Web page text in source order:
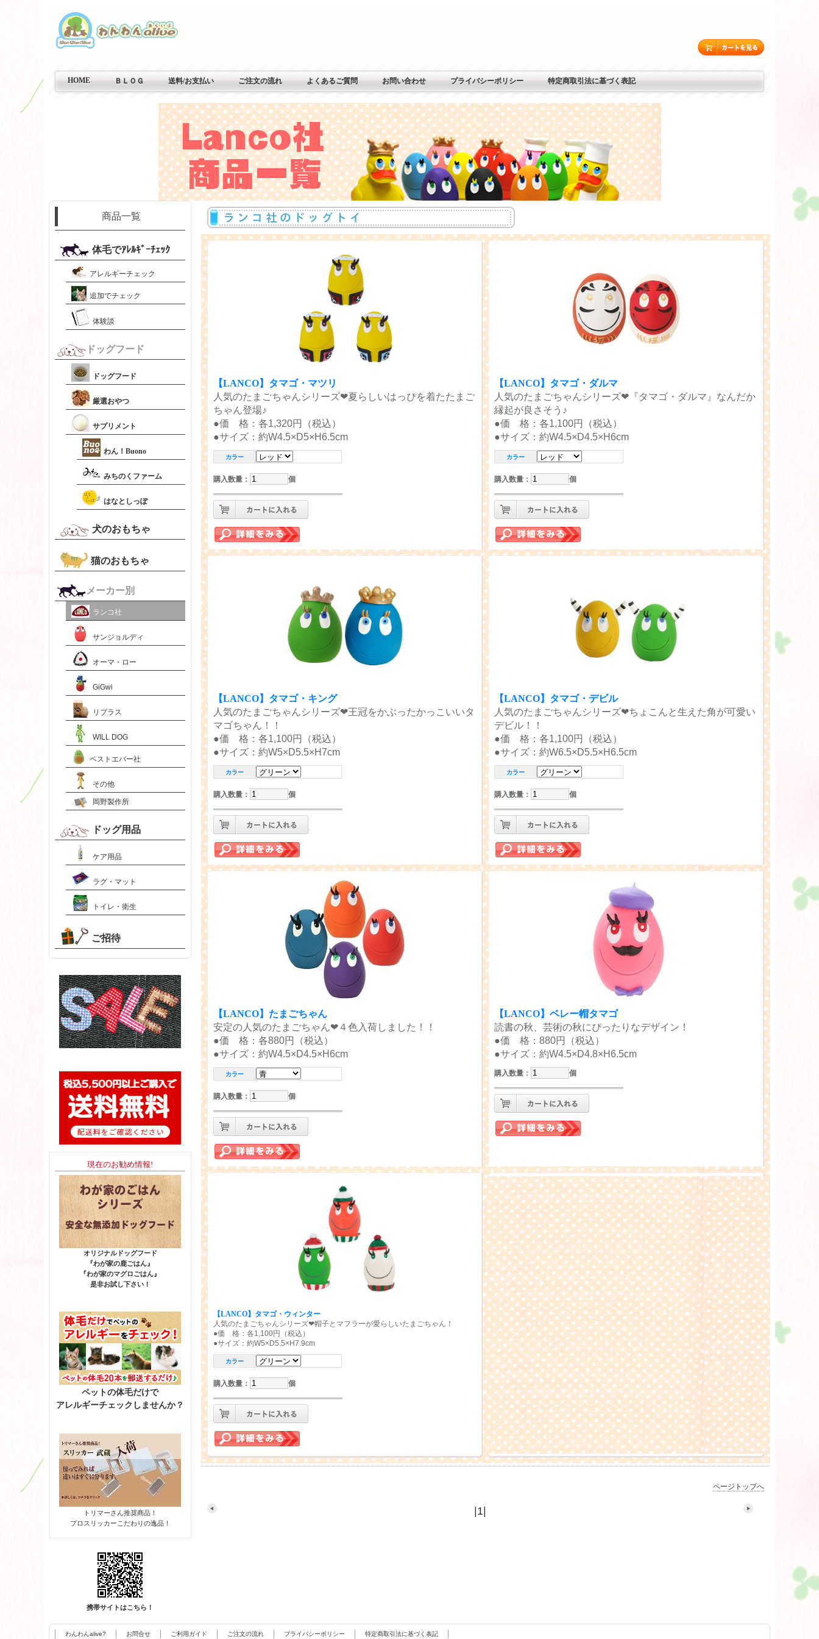
HOME ＢＬＯＧ 送料/お支払い ご注文の流れ よくあるご質問 お問い合わせ プライバシーポリシー 特定商取引法に基づく表記
【LANCO】タマゴ・マツリ
人気のたまごちゃんシリーズ❤夏らしいはっぴを着たたまご
ちゃん登場♪
●価 格：各1,320円（税込）
●サイズ：約W4.5×D5×H6.5cm
カラー
購入数量 ： 個
【LANCO】タマゴ・ダルマ
人気のたまごちゃんシリーズ❤『タマゴ・ダルマ』なんだか
縁起が良さそう♪
●価 格：各1,100円（税込）
●サイズ：約W4.5×D4.5×H6cm
カラー
購入数量 ： 個
【LANCO】タマゴ・キング
人気のたまごちゃんシリーズ❤王冠をかぶったかっこいいタ
マゴちゃん！！
●価 格：各1,100円（税込）
●サイズ：約W5×D5.5×H7cm
カラー
購入数量 ： 個
【LANCO】タマゴ・デビル
人気のたまごちゃんシリーズ❤ちょこんと生えた角が可愛い
デビル！！
●価 格：各1,100円（税込）
●サイズ：約W6.5×D5.5×H6.5cm
カラー
購入数量 ： 個
【LANCO】たまごちゃん
安定の人気のたまごちゃん❤４色入荷しました！！
●価 格：各880円（税込）
●サイズ：約W4.5×D4.5×H6cm
カラー
購入数量 ： 個
【LANCO】ベレー帽タマゴ
読書の秋、芸術の秋にぴったりなデザイン！
●価 格：880円（税込）
●サイズ：約W4.5×D4.8×H6.5cm
購入数量 ： 個
【LANCO】タマゴ・ウィンター
人気のたまごちゃんシリーズ❤帽子とマフラーが愛らしいたまごちゃん！
●価 格：各1,100円（税込）
●サイズ：約W5×D5.5×H7.9cm
カラー
購入数量 ： 個
ページトップへ
1|
商品一覧
体毛でｱﾚﾙｷﾞｰﾁｪｯｸ
アレルギーチェック
追加でチェック
体験談
ドッグフード
ドッグフード
厳選おやつ
サプリメント
わん！Buono
みちのくファーム
はなとしっぽ
犬のおもちゃ
猫のおもちゃ
メーカー別
ランコ社
サンジョルディ
オーマ・ロー
GiGwi
リプラス
WILL DOG
ベストエバー社
その他
岡野製作所
ドッグ用品
ケア用品
ラグ・マット
トイレ・衛生
ご招待
現在のお勧め情報!
オリジナルドッグフード
『わが家の鹿ごはん』
『わが家のマグロごはん』
是非お試し下さい！
ペットの体毛だけで
アレルギーチェックしませんか？
トリマーさん推奨商品！
プロスリッカーこだわりの逸品！
携帯サイトはこちら！
わんわんalive? お問合せ ご利用ガイド ご注文の流れ プライバシーポリシー 特定商取引法に基づく表記